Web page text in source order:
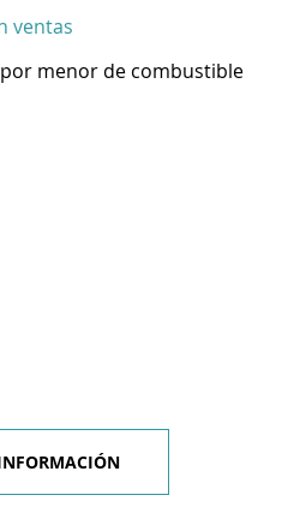
ventas
menor de combustible